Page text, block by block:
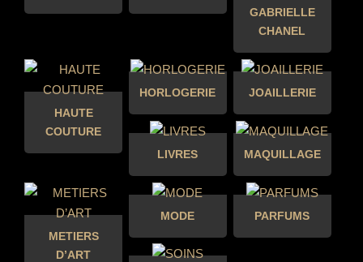
GABRIELLE
CHANEL
HAUTE
COUTURE
HORLOGERIE JOAILLERIE
LIVRES MAQUILLAGE
METIERS
D’ART
MODE PARFUMS